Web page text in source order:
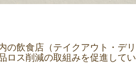
の飲食店（テイクアウト・デリ
ロス削減の取組みを促進してい